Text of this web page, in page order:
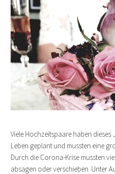
Viele Hochzeitspaare haben dieses
Leben geplant und mussten eine
Durch die Corona-Krise mussten
absagen oder verschieben. Unter